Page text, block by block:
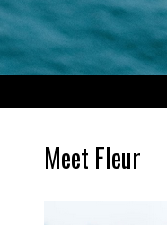
Meet Fleur